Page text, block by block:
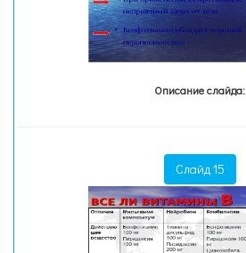
Описание слайда:
Слайд 15